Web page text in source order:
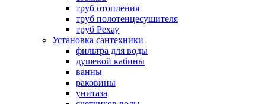
труб отопления
труб полотенцесушителя
труб Рехау
Установка сантехники
фильтра для воды
душевой кабины
ванны
раковины
унитаза